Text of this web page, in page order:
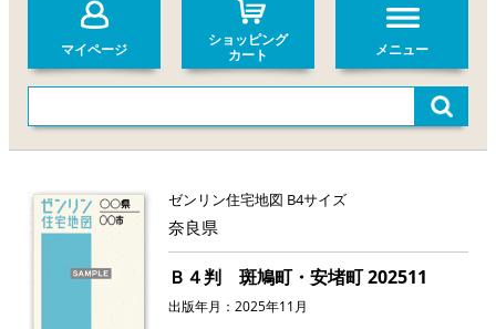
マイページ
ショッピング
カート
メニュー
ゼンリン住宅地図 B4サイズ
奈良県
Ｂ４判 斑鳩町・安堵町 202511
出版年月：2025年11月